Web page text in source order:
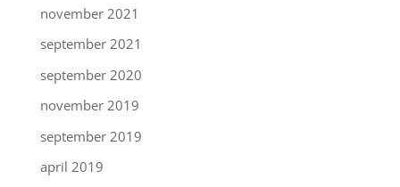
november 2021
september 2021
september 2020
november 2019
september 2019
april 2019